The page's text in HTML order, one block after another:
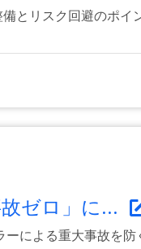
とリスク回避のポイ
ゼロ」に...
による重大事故を防